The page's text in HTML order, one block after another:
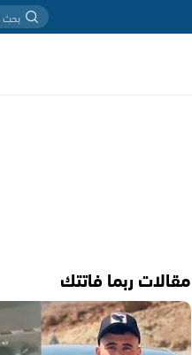
مقالات ربما فاتتك